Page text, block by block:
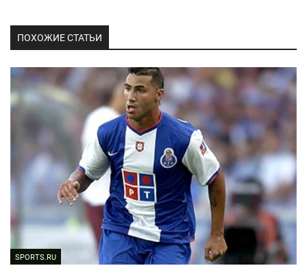
ПОХОЖИЕ СТАТЬИ
SPORTS.RU